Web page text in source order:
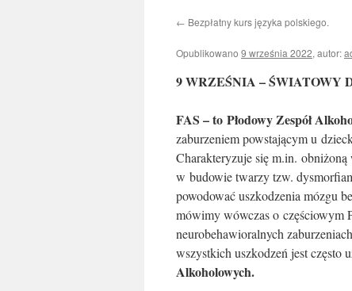
← Bezpłatny kurs języka polskiego.
Opublikowano 9 września 2022, autor:
9 WRZEŚNIA – ŚWIATOWY
FAS – to Płodowy Zespół
zaburzeniem powstającym u
Charakteryzuje się m.in.
w budowie twarzy tzw.
powodować uszkodzenia mózgu
mówimy wówczas o częściowym
neurobehawioralnych
wszystkich uszkodzeń jest często
Alkoholowych.